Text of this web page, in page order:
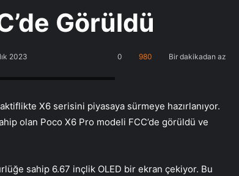
Görüldü
2023 0 980 Bir dakikadan az
X6 serisini piyasaya sürmeye hazırlanıyor.
olan Poco X6 Pro modeli FCC’de görüldü ve
sahip 6.67 inçlik OLED bir ekran çekiyor. Bu